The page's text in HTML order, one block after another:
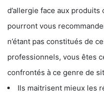
d’allergie face aux produits
pourront vous
n’étant pas constitués de
professionnels, vous êtes
confrontés à ce genre de
Ils maitrisent mieux les